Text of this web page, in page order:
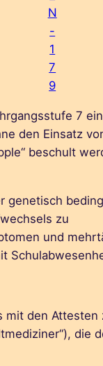
N
-
1
7
9
7
den Einsatz
beschult
genetisch
zu
und
mit den Attesten
die